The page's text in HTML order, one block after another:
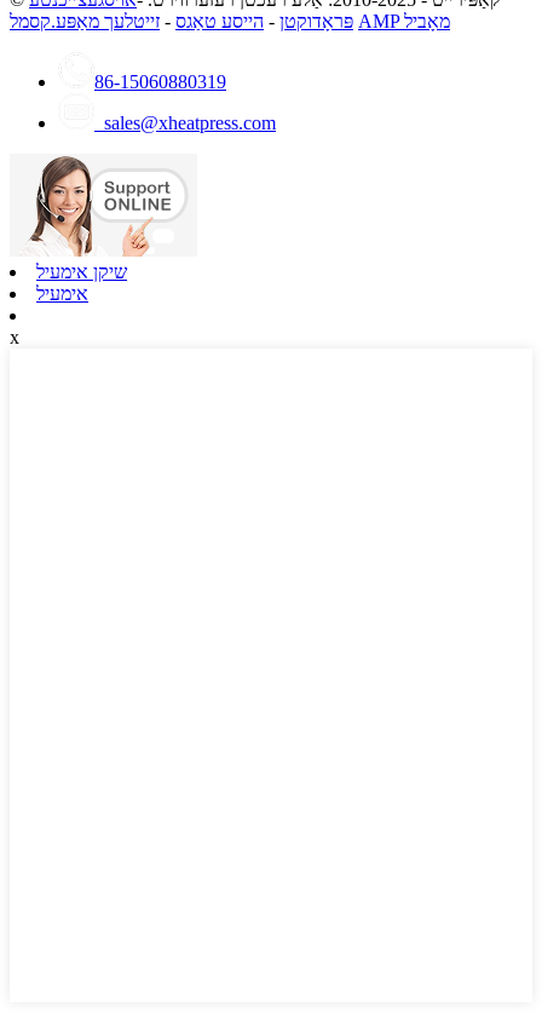
פּראָדוקטן - הייסע טאַגס - זייטלעך מאַפּע.קסמל AMP מאָביל
86-15060880319
sales@xheatpress.com
שיקן אימעיל
אימעיל
x